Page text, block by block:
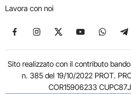
Lavora con noi
Seguici su Facebook
Seguici su Instagram
Seguici su X
Seguici su
Seguici
Sito realizzato con il contributo
n. 385 del 19/10/2022 PROT.
COR15906233